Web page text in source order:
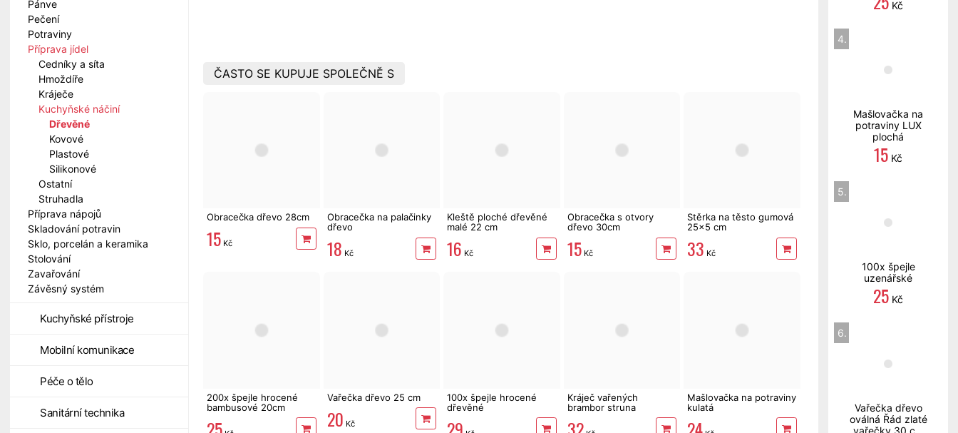
Pánve
Pečení
Potraviny
Příprava jídel
Cedníky a síta
Hmoždíře
Kráječe
Kuchyňské náčiní
Dřevěné
Kovové
Plastové
Silikonové
Ostatní
Struhadla
Příprava nápojů
Skladování potravin
Sklo, porcelán a keramika
Stolování
Zavařování
Závěsný systém
Kuchyňské přístroje
Mobilní komunikace
Péče o tělo
Sanitární technika
ČASTO SE KUPUJE SPOLEČNĚ S
Obracečka dřevo 28cm
15 Kč
Obracečka na palačinky
dřevo
18 Kč
Kleště ploché dřevěné
malé 22 cm
16 Kč
Obracečka s otvory
dřevo 30cm
15Kč
Stěrka na těsto gumová
25x5 cm
33 Kč
200x špejle hrocené
bambusové 20cm
Vařečka dřevo 25 cm
20 Kč
100x špejle hrocené
dřevěné
Kráječ vařených
brambor struna
Mašlovačka na potraviny
kulatá
Kč
4.
Mašlovačka na
potraviny LUX
plochá
15 Kč
5.
100x špejle
uzenářské
25 Kč
6.
Vařečka dřevo
oválná Řád zlaté
vařečky 30 c...